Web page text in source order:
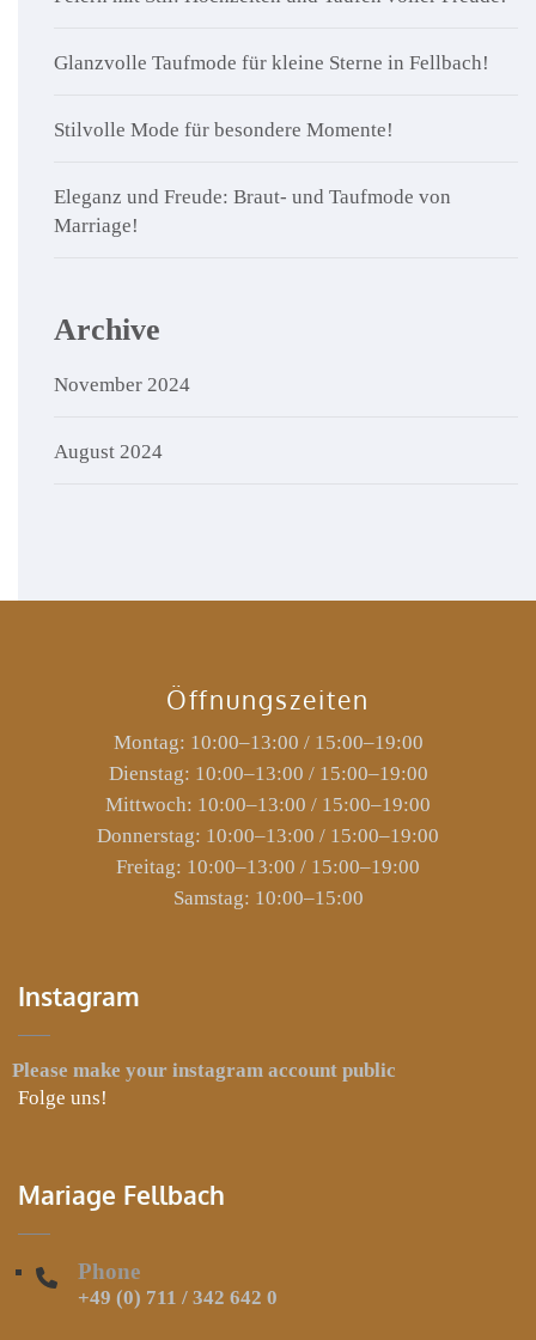
Glanzvolle Taufmode für kleine Sterne in Fellbach!
Stilvolle Mode für besondere Momente!
Eleganz und Freude: Braut- und Taufmode von
Marriage!
Archive
November 2024
August 2024
Öffnungszeiten
Montag: 10:00–13:00 / 15:00–19:00
Dienstag: 10:00–13:00 / 15:00–19:00
Mittwoch: 10:00–13:00 / 15:00–19:00
Donnerstag: 10:00–13:00 / 15:00–19:00
Freitag: 10:00–13:00 / 15:00–19:00
Samstag: 10:00–15:00
Instagram
Please make your instagram account public
Folge uns!
Mariage Fellbach
Phone
+49 (0) 711 / 342 642 0